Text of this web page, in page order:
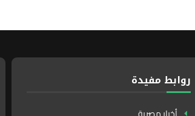
روابط مفيدة